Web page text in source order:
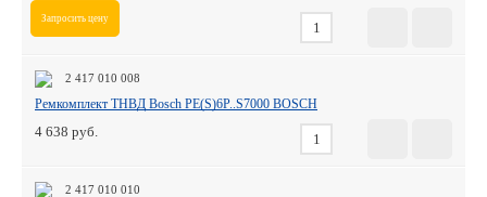
Запросить цену
2 417 010 008
Ремкомплект ТНВД Bosch PE(S)6P..S7000 BOSCH
4 638
2 417 010 010